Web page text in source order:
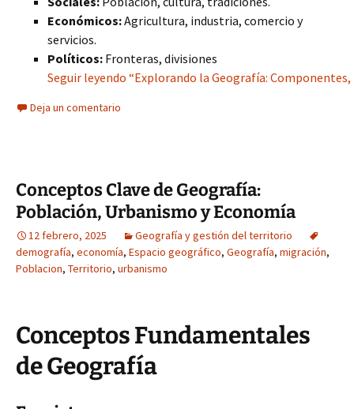
Económicos:Agricultura, industria, comercio y
servicios.
Políticos: Fronteras, divisiones
Seguir leyendo “Explorando la Geografía:
Deja un comentario
Conceptos Clave de Geografía:
Población, Urbanismo y Economía
12 febrero, 2025
Geografía y gestión del territorio
demografía, economía, Espacio geográfico, Geografía, migración,
Poblacion, Territorio, urbanismo
Conceptos Fundamentales
de Geografía